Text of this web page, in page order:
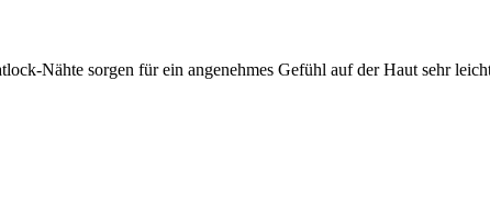
Nähte sorgen für ein angenehmes Gefühl auf der Haut sehr